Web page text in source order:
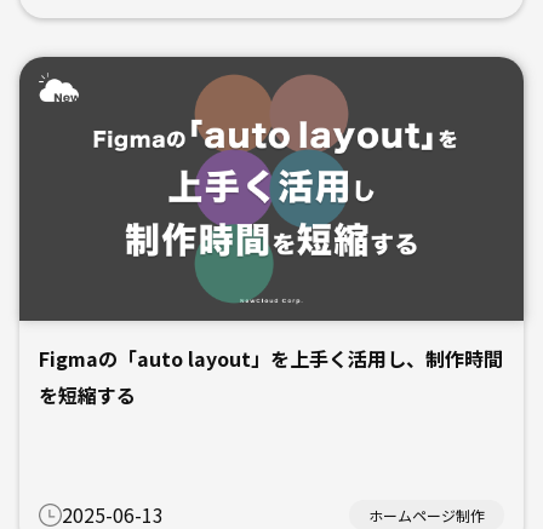
Figmaの「auto layout」を上手く活用し、制作時間
を短縮する
2025-06-13 ホームページ制作